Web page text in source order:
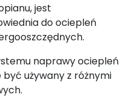
jest
do ociepleń
naprawy ociepleń
używany z różnymi